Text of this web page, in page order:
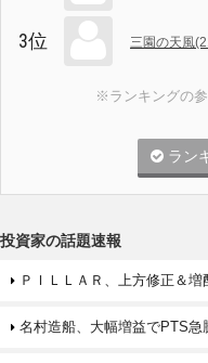
3位 三園の天風
※ランキングの
ラン
投資家の話題速報
ＰＩＬＬＡＲ、上方修正＆増
名村造船、大幅増益でPTS急